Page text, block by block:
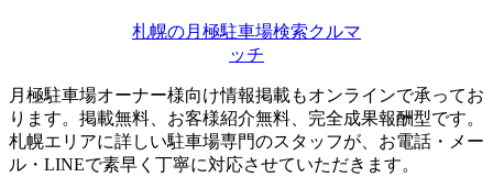
札幌の月極駐車場検索クルマ
ッチ
月極駐車場オーナー様向け情報掲載もオンラインで承ってお
ります。掲載無料、お客様紹介無料、完全成果報酬型です。
札幌エリアに詳しい駐車場専門のスタッフが、お電話・メー
ル・LINEで素早く丁寧に対応させていただきます。